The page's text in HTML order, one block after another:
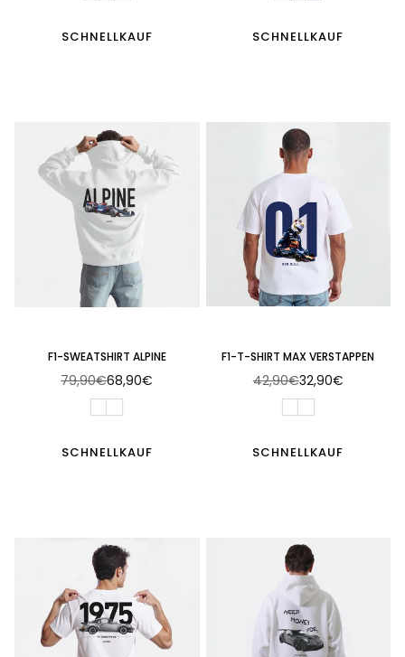
SCHNELLKAUF SCHNELLKAUF
F1-SWEATSHIRT ALPINE
Normaler
79,90€68,90€
SCHNELLKAUF
F1-T-SHIRT MAX VERSTAPPEN
Normaler
42,90€32,90€
SCHNELLKAUF